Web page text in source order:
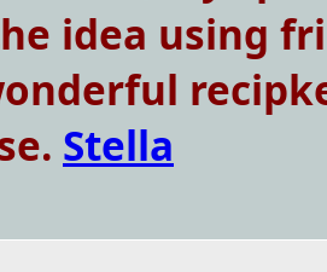
idea using
Stella